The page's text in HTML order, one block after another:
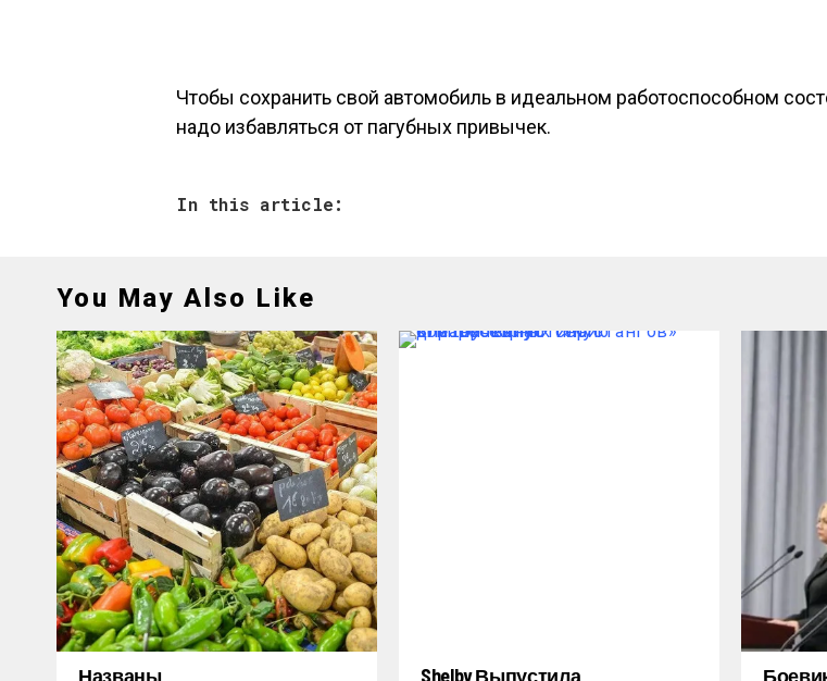
Чтобы сохранить свой автомобиль в идеальном работоспособном
надо избавляться от пагубных привычек.
In this article:
You May Also Like
Названы Shelby Выпустила